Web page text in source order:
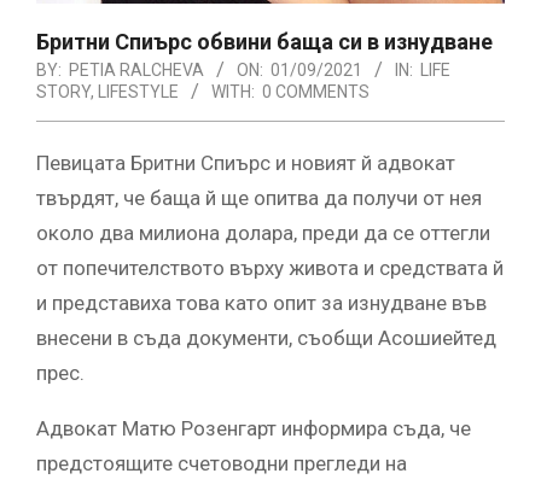
Бритни Спиърс обвини баща си в изнудване
BY: PETIA RALCHEVA ON: 01/09/2021 IN:
LIFE
STORY, LIFESTYLE WITH: 0 COMMENTS
Певицата Бритни Спиърс и новият й адвокат
твърдят, че баща й ще опитва да получи от нея
около два милиона долара, преди да се оттегли
от попечителството върху живота и средствата й
и представиха това като опит за изнудване във
внесени в съда документи, съобщи Асошиейтед
прес.
Адвокат Матю Розенгарт информира съда, че
предстоящите счетоводни прегледи на